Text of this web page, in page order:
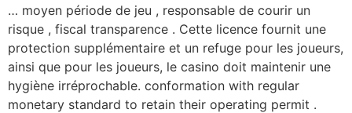
… moyen période de jeu , responsable de courir un
risque , fiscal transparence . Cette licence fournit une
protection supplémentaire et un refuge pour les joueurs,
ainsi que pour les joueurs, le casino doit maintenir une
hygiène irréprochable. conformation with regular
monetary standard to retain their operating permit .